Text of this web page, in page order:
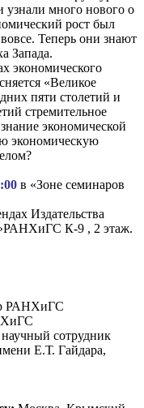
узнали много нового о
рост был
Теперь они знают
Запада.
экономического
«Великое
пяти столетий и
стремительное
экономической
экономическую
в «Зоне семинаров
Издательства
К-9 , 2 этаж.
РАНХиГС
сотрудник
Е.Т. Гайдара,